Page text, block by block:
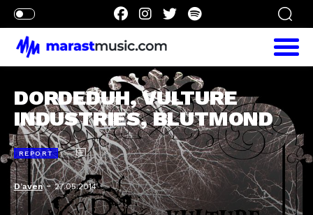
DORDEDUH, VULTURE
INDUSTRIES, BLUTMOND
REPORT
D’aven-27.05.2014